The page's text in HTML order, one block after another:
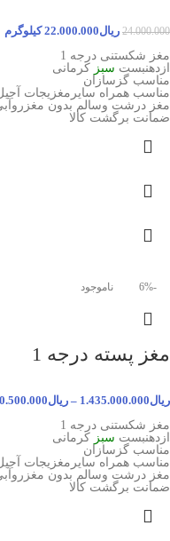
24.000.000 ریال22.000.000 کیلوگرم
مغز شکستنی درجه 1
ازدهنبست سبز کرمانی
مناسب گزسازان
مناسب همراه سایرمغزیجات
مغز درشت وسالم بدون
ضمانت برگشت کالا
-6% ناموجود
مغز پسته درجه 1
ریال1.435.000.000
– ریال
مغز شکستنی درجه 1
ازدهنبست سبز کرمانی
مناسب گزسازان
مناسب همراه سایرمغزیجات
مغز درشت وسالم بدون
ضمانت برگشت کالا